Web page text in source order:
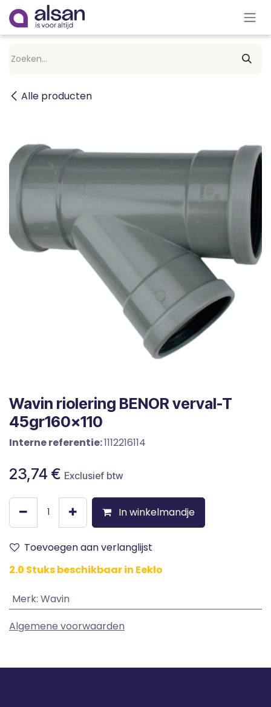
Overslaan naar inhoud
Alle producten
Wavin riolering BENOR verval-T
45gr160x110
Interne referentie:1112216114
23,74 € Exclusief btw
In winkelmandje
Toevoegen aan verlanglijst
2.0 Stuks beschikbaar in Eeklo
Merk: Wavin
Algemene voorwaarden